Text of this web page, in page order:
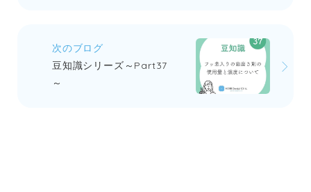
次のブログ
豆知識シリーズ～Part37
～